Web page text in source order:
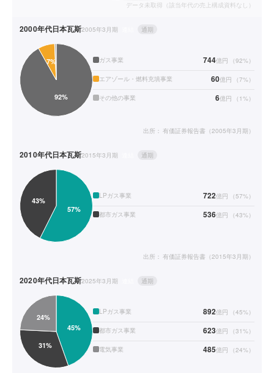
データ未取得（該当年代の売上構成資料なし）
2000年代日本瓦斯2005年3月期 通期
ガス事業 744億円 （92%）
エアゾール・燃料充填事業 60億円 （7%）
その他の事業 6億円 （ 1%）
出所： 有価証券報告書（2005年3月期）
2010年代日本瓦斯2015年3月期 通期
LPガス事業 722億円 （57%）
都市ガス事業 536億円 （43%）
出所： 有価証券報告書（2015年3月期）
2020年代日本瓦斯2025年3月期 通期
LPガス事業 892億円 （45%）
都市ガス事業 623億円 （31%）
電気事業 485億円 （24%）